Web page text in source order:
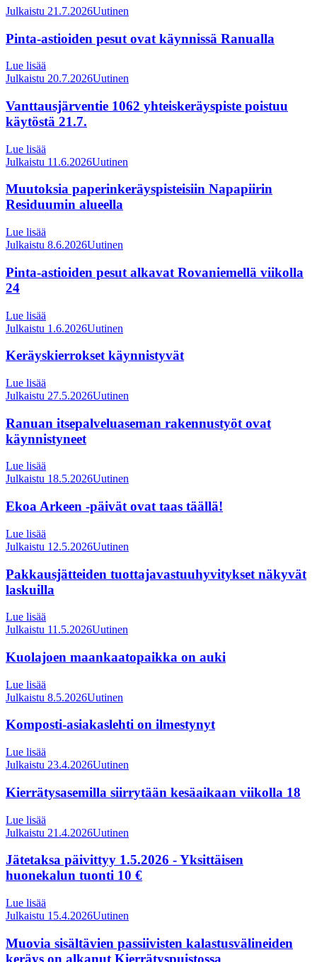
Julkaistu 21.7.2026Uutinen
Pinta-astioiden pesut ovat käynnissä Ranualla
Lue lisää
Julkaistu 20.7.2026Uutinen
Vanttausjärventie 1062 yhteiskeräyspiste poistuu
käytöstä 21.7.
Lue lisää
Julkaistu 11.6.2026Uutinen
Muutoksia paperinkeräyspisteisiin Napapiirin
Residuumin alueella
Lue lisää
Julkaistu 8.6.2026Uutinen
Pinta-astioiden pesut alkavat Rovaniemellä viikolla
24
Lue lisää
Julkaistu 1.6.2026Uutinen
Keräyskierrokset käynnistyvät
Lue lisää
Julkaistu 27.5.2026Uutinen
Ranuan itsepalveluaseman rakennustyöt ovat
käynnistyneet
Lue lisää
Julkaistu 18.5.2026Uutinen
Ekoa Arkeen -päivät ovat taas täällä!
Lue lisää
Julkaistu 12.5.2026Uutinen
Pakkausjätteiden tuottajavastuuhyvitykset näkyvät
laskuilla
Lue lisää
Julkaistu 11.5.2026Uutinen
Kuolajoen maankaatopaikka on auki
Lue lisää
Julkaistu 8.5.2026Uutinen
Komposti-asiakaslehti on ilmestynyt
Lue lisää
Julkaistu 23.4.2026Uutinen
Kierrätysasemilla siirrytään kesäaikaan viikolla 18
Lue lisää
Julkaistu 21.4.2026Uutinen
Jätetaksa päivittyy 1.5.2026 - Yksittäisen
huonekalun tuonti 10 €
Lue lisää
Julkaistu 15.4.2026Uutinen
Muovia sisältävien passiivisten kalastusvälineiden
keräys on alkanut Kierrätyspuistossa